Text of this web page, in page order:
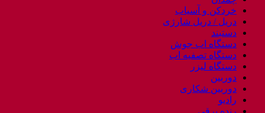
خردکن و آسیاب
دریل / دریل شارژی
دستبند
دستگاه اب جوش
دستگاه تصفیه اب
دستگاه لیزر
دوربین
دوربین شکاری
رادیو
رنده برقی